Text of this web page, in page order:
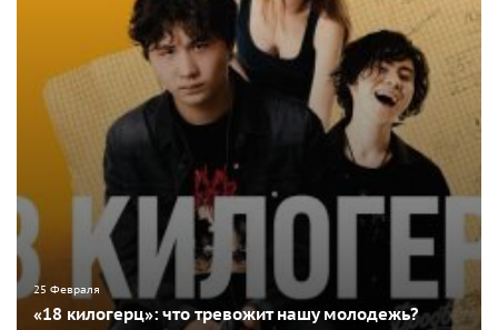
25 Февраля
«18 килогерц»: что тревожит нашу молодежь?